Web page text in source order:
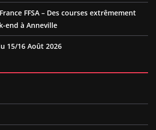
FFSA – Des courses extrêmement
end à Anneville
15/16 Août 2026